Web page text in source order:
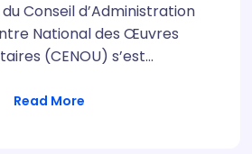
du Conseil d’Administration
National des Œuvres
(CENOU) s’est…
Read More